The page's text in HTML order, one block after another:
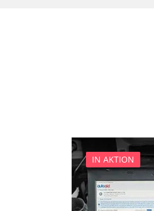
IN AKTION